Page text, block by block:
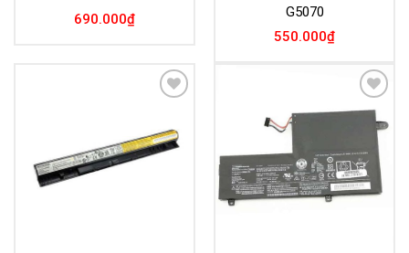
690.000₫
G5070
550.000₫
Add to
Wishlist